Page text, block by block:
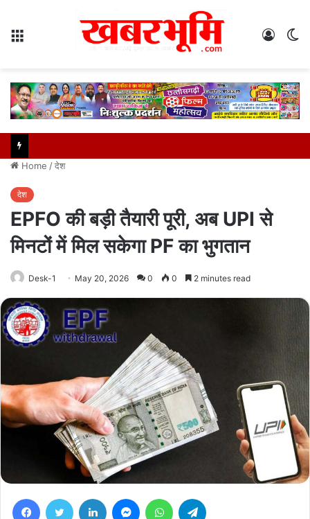
Log
Home /देश
देश
EPFO की बड़ी तैयारी पूरी, अब UPI से
मिनटों में मिल सकेगा PF का भुगतान
Desk-1 May 20, 2026 0 0 2 minutes read
FacebookTwitter LinkedIn MessengerWhatsApp